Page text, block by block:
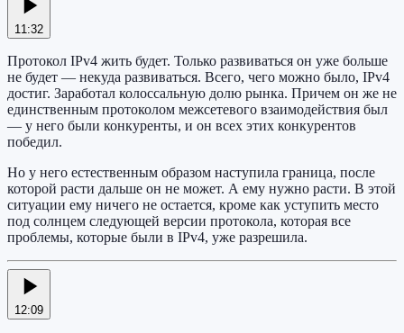
11:32
Протокол IPv4 жить будет. Только развиваться он уже больше
не будет — некуда развиваться. Всего, чего можно было, IPv4
достиг. Заработал колоссальную долю рынка. Причем он же не
единственным протоколом межсетевого взаимодействия был
— у него были конкуренты, и он всех этих конкурентов
победил.
Но у него естественным образом наступила граница, после
которой расти дальше он не может. А ему нужно расти. В этой
ситуации ему ничего не остается, кроме как уступить место
под солнцем следующей версии протокола, которая все
проблемы, которые были в IPv4, уже разрешила.
12:09